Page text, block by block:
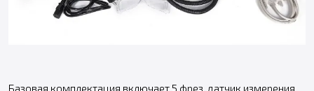
Базовая комплектация включает 5 фрез, датчик измерения